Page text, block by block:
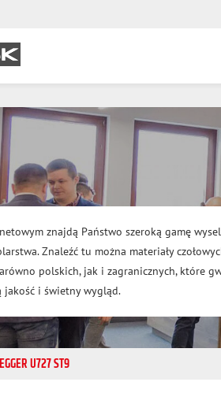
znajdą Państwo szeroką gamę
Znaleźć tu można materiały
polskich, jak i zagranicznych, które
jakość i świetny wygląd.
EGGER U727 ST9